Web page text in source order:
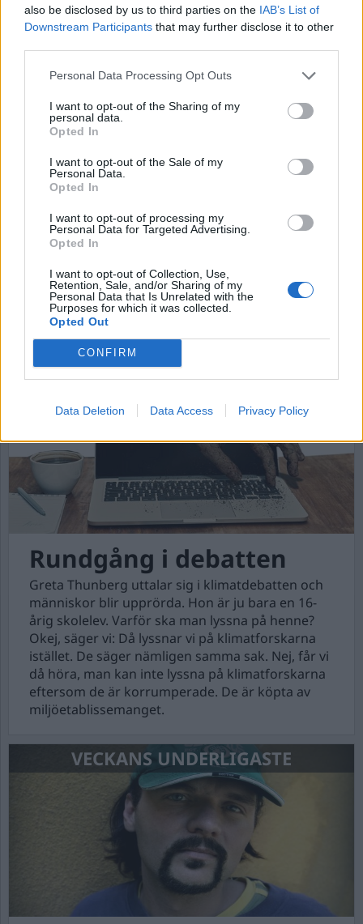
also be disclosed by us to third parties on the IAB’s List of
Downstream Participants that may further disclose it to other
Personal Data Processing Opt Outs
I want to opt-out of the Sharing of my
personal data.
Opted In
I want to opt-out of the Sale of my
Personal Data.
Opted In
I want to opt-out of processing my
Personal Data for Targeted Advertising.
Opted In
I want to opt-out of Collection, Use,
Retention, Sale, and/or Sharing of my
Personal Data that Is Unrelated with the
Purposes for which it was collected.
Opted Out
CONFIRM
Data Deletion Data Access Privacy Policy
Brunvänstern
Det finns få saker jag har svårare för än uttalade
vänstermänniskor som pratar om flyktingar som
"volymer", pratar om att vi inte kan ta in fler
invandrare innan vi löst segregationen, raljerar
över Islam och vill ha förbud mot tiggeri. För mig
är det samma sorts fascism som den som
kommer från andra sidan.
Rundgång i debatten
Greta Thunberg uttalar sig i klimatdebatten och
människor blir upprörda. Hon är ju bara en 16-
årig skolelev. Varför ska man lyssna på henne?
Okej, säger vi: Då lyssnar vi på klimatforskarna
istället. De säger nämligen samma sak. Nej, får vi
då höra, man kan inte lyssna på klimatforskarna
eftersom de är korrumperade. De är köpta av
miljöetablissemanget.
VECKANS UNDERLIGASTE